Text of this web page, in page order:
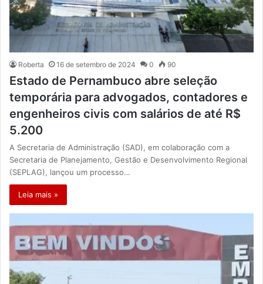
Roberta 16 de setembro de 2024 0 90
Estado de Pernambuco abre seleção
temporária para advogados, contadores e
engenheiros civis com salários de até R$
5.200
A Secretaria de Administração (SAD), em colaboração com a
Secretaria de Planejamento, Gestão e Desenvolvimento Regional
(SEPLAG), lançou um processo…
Leia mais »